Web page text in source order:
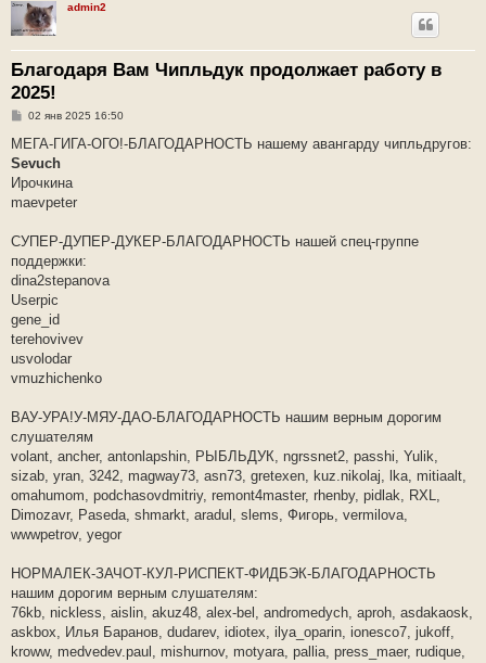
admin2
Благодаря Вам Чипльдук продолжает работу в
2025!
С
о
щ
е
и
02 янв 2025 16:50
МЕГА-ГИГА-ОГО!-БЛАГОДАРНОСТЬ нашему авангарду чипльдругов:
Sevuch
Ирочкина
maevpeter
СУПЕР-ДУПЕР-ДУКЕР-БЛАГОДАРНОСТЬ нашей спец-группе
поддержки:
dina2stepanova
Userpic
gene_id
terehovivev
usvolodar
vmuzhichenko
ВАУ-УРА!У-МЯУ-ДАО-БЛАГОДАРНОСТЬ нашим верным дорогим
слушателям
volant, ancher, antonlapshin, РЫБЛЬДУК, ngrssnet2, passhi, Yulik,
sizab, yran, 3242, magway73, asn73, gretexen, kuz.nikolaj, lka, mitiaalt,
omahumom, podchasovdmitriy, remont4master, rhenby, pidlak, RXL,
Dimozavr, Paseda, shmarkt, aradul, slems, Фигорь, vermilova,
wwwpetrov, yegor
НОРМАЛЕК-ЗАЧОТ-КУЛ-РИСПЕКТ-ФИДБЭК-БЛАГОДАРНОСТЬ
нашим дорогим верным слушателям:
76kb, nickless, aislin, akuz48, alex-bel, andromedych, aproh, asdakaosk,
askbox, Илья Баранов, dudarev, idiotex, ilya_oparin, ionesco7, jukoff,
kroww, medvedev.paul, mishurnov, motyara, pallia, press_maer, rudique,